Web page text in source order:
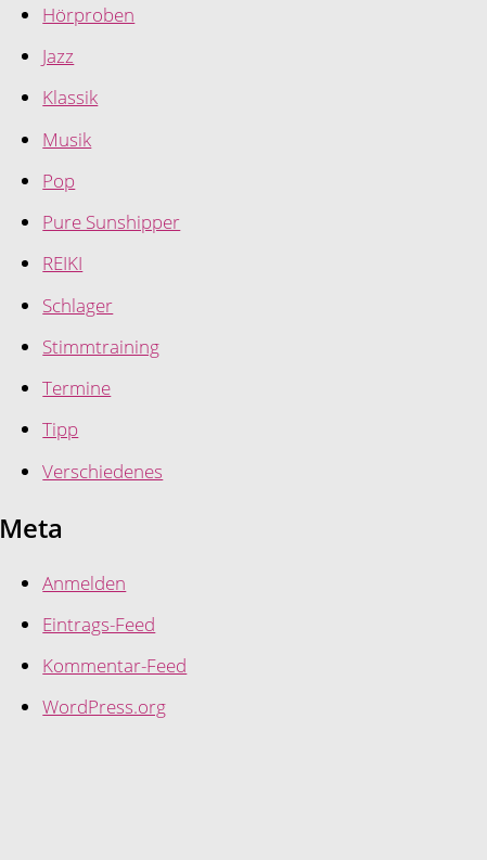
Hörproben
Jazz
Klassik
Musik
Pop
Pure Sunshipper
REIKI
Schlager
Stimmtraining
Termine
Tipp
Verschiedenes
Meta
Anmelden
Eintrags-Feed
Kommentar-Feed
WordPress.org